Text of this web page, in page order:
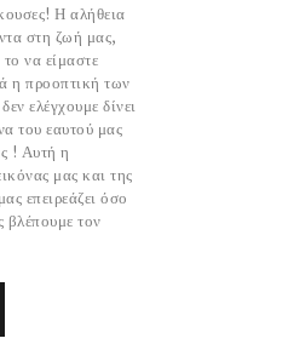
Η αλήθεια
στη ζωή μας,
να είμαστε
η προοπτική των
ελέγχουμε δίνει
του εαυτού μας
! Αυτή η
μας και της
επειρεάζει όσο
τον